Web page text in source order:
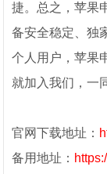
捷。总之，苹果
备安全稳定、独
个人用户，苹果
就加入我们，一
官网下载地址：
备用地址：